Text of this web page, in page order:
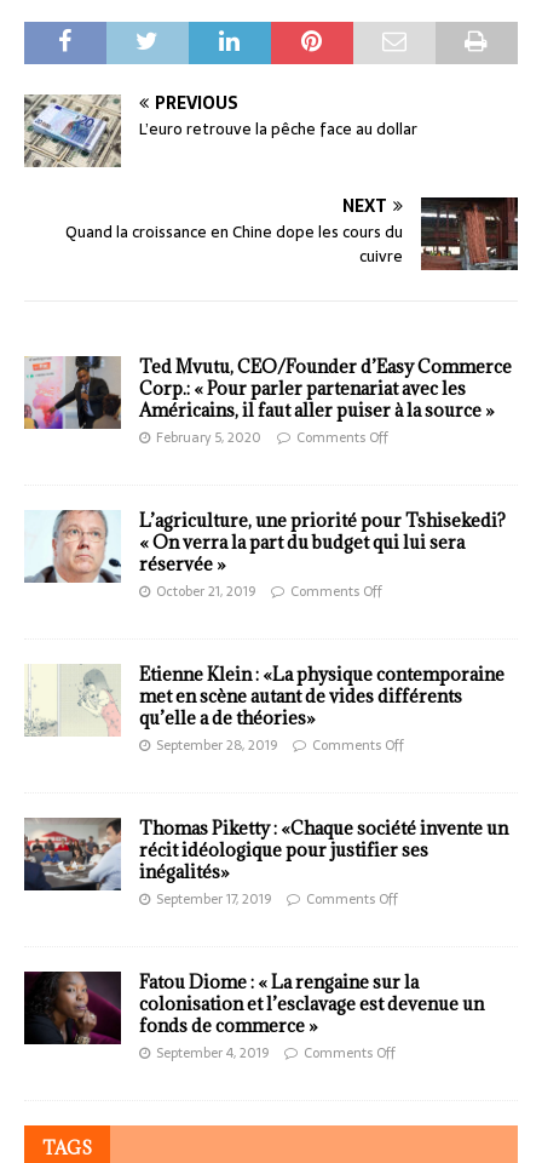
PREVIOUS
L’euro retrouve la pêche face au dollar
NEXT
Quand la croissance en Chine dope les cours du
cuivre
Ted Mvutu, CEO/Founder d’Easy Commerce
Corp.: « Pour parler partenariat avec les
Américains, il faut aller puiser à la source »
February 5, 2020 Comments Off
L’agriculture, une priorité pour Tshisekedi?
« On verra la part du budget qui lui sera
réservée »
October 21, 2019 Comments Off
Etienne Klein : «La physique contemporaine
met en scène autant de vides différents
qu’elle a de théories»
September 28, 2019 Comments Off
Thomas Piketty : «Chaque société invente un
récit idéologique pour justifier ses
inégalités»
September 17, 2019 Comments Off
Fatou Diome : « La rengaine sur la
colonisation et l’esclavage est devenue un
fonds de commerce »
September 4, 2019 Comments Off
TAGS